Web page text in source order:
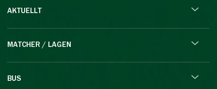
AKTUELLT
MATCHER / LAGEN
BUS